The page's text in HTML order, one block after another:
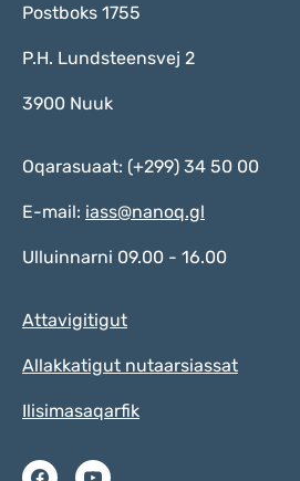
Postboks 1755
P.H. Lundsteensvej 2
3900 Nuuk
Oqarasuaat: (+299) 34 50 00
E-mail: iass@nanoq.gl
Ulluinnarni 09.00 - 16.00
Attavigitigut
Allakkatigut nutaarsiassat
Ilisimasaqarfik